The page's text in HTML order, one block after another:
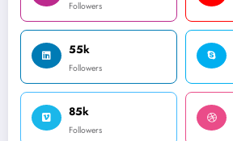
Followers
55k
Followers
85k
Followers